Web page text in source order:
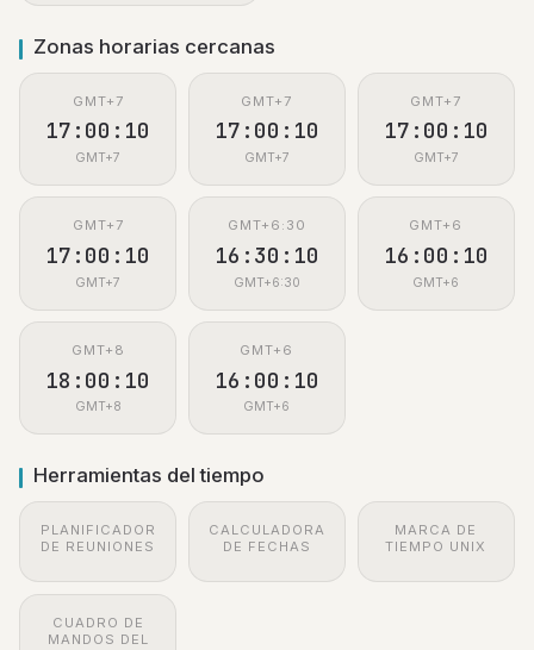
Zonas horarias cercanas
GMT+7
17:00:11
GMT+7
GMT+7
17:00:11
GMT+7
GMT+7
17:00:11
GMT+7
GMT+7
17:00:11
GMT+7
GMT+6:30
16:30:11
GMT+6:30
GMT+6
16:00:11
GMT+6
GMT+8
18:00:11
GMT+8
GMT+6
16:00:11
GMT+6
Herramientas del tiempo
PLANIFICADOR
DE REUNIONES
CALCULADORA
DE FECHAS
MARCA DE
TIEMPO UNIX
CUADRO DE
MANDOS DEL